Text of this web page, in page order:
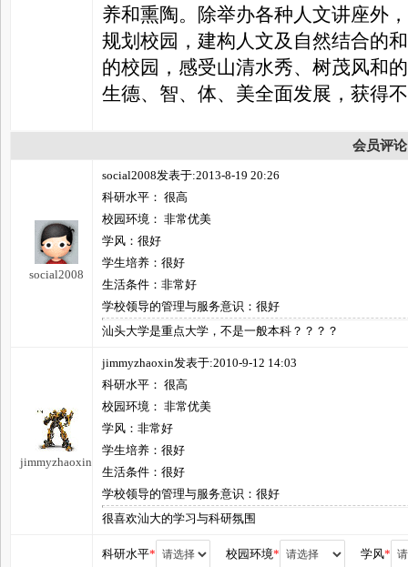
养和熏陶。除举办各种人文讲座外
规划校园，建构人文及自然结合的
的校园，感受山清水秀、树茂风和
生德、智、体、美全面发展，获得
会员评论
social2008
social2008发表于:2013-8-19 20:26
科研水平： 很高
校园环境： 非常优美
学风：很好
学生培养：很好
生活条件：非常好
学校领导的管理与服务意识：很好
汕头大学是重点大学，不是一般本科？？？？
jimmyzhaoxin
jimmyzhaoxin发表于:2010-9-12 14:03
科研水平： 很高
校园环境： 非常优美
学风：非常好
学生培养：很好
生活条件：很好
学校领导的管理与服务意识：很好
很喜欢汕大的学习与科研氛围
科研水平* 校园环境* 学风*